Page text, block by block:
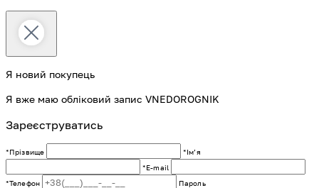
Я новий покупець
Я вже маю обліковий запис VNEDOROGNIK
Зареєструватись
*Прізвище
*Імʼя
*E-mail
*Телефон
Пароль